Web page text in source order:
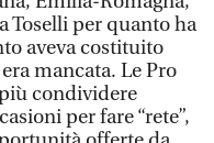
Toselli per quanto ha
aveva costituito
mancata. Le Pro
condividere
per fare “rete”,